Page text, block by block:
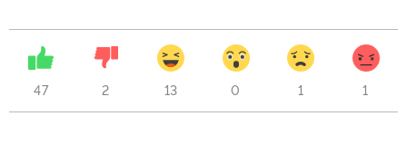
47 2 13 0 1 1